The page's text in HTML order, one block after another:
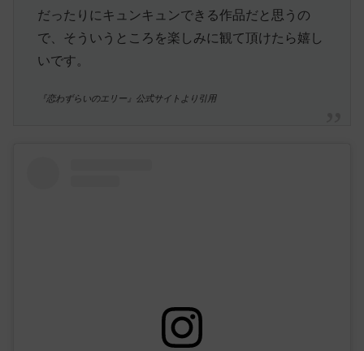
だったりにキュンキュンできる作品だと思うの
で、そういうところを楽しみに観て頂けたら嬉し
いです。
『恋わずらいのエリー』公式サイトより引用